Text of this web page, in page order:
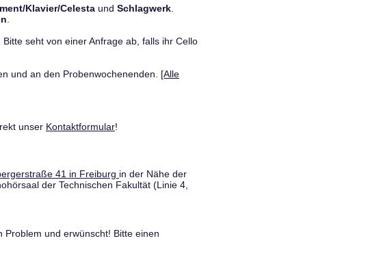
Klavier/Celesta und Schlagwerk
seht von einer Anfrage ab, falls ihr Cello
und an den Probenwochenenden. [Alle
unser Kontaktformular!
41 in Freiburg in der Nähe der
der Technischen Fakultät (Linie 4,
und erwünscht! Bitte einen